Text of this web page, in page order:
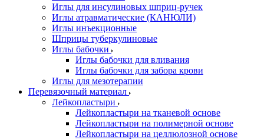
Иглы для инсулиновых шприц-ручек
Иглы атравматические (КАНЮЛИ)
Иглы инъекционные
Шприцы туберкулиновые
Иглы бабочки
Иглы бабочки для вливания
Иглы бабочки для забора крови
Иглы для мезотерапии
Перевязочный материал
Лейкопластыри
Лейкопластыри на тканевой основе
Лейкопластыри на полимерной основе
Лейкопластыри на целлюлозной основе